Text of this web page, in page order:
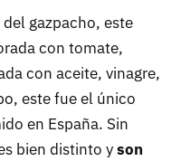
gazpacho, este
con tomate,
con aceite, vinagre,
este fue el único
en España. Sin
bien distinto yson